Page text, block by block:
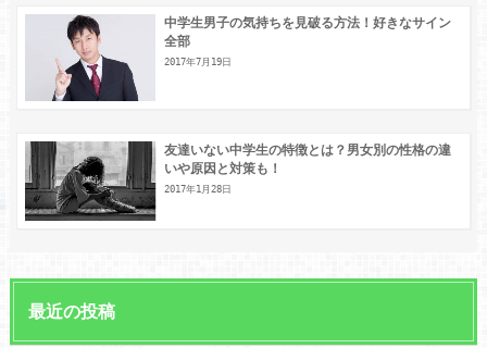
中学生男子の気持ちを見破る方法！好きなサイン
全部
2017年7月19日
友達いない中学生の特徴とは？男女別の性格の違
いや原因と対策も！
2017年1月28日
最近の投稿